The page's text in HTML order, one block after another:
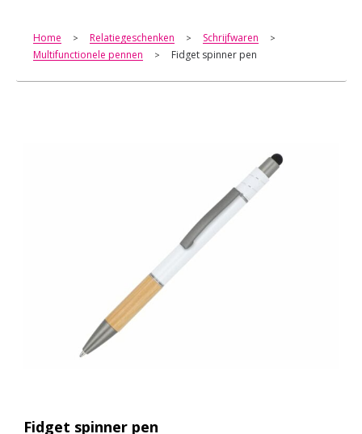
Home > Relatiegeschenken > Schrijfwaren >
Multifunctionele pennen > Fidget spinner pen
Fidget spinner pen